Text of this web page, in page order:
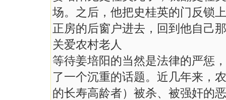
场。之后，他把史桂英的门反锁
正房的后窗户进去，回到他自己
关爱农村老人
等待姜培阳的当然是法律的严惩
了一个沉重的话题。近几年来，
的长寿高龄者）被杀、被强奸的